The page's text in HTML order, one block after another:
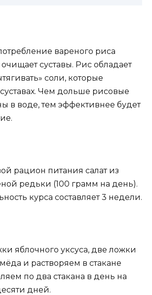
вареного риса
суставы. Рис обладает
соли, которые
Чем дольше рисовые
в воде, тем эффективнее будет
рацион питания салат из
редьки (100 грамм на день).
курса составляет 3 недели.
яблочного уксуса, две ложки
и растворяем в стакане
по два стакана в день на
дней.